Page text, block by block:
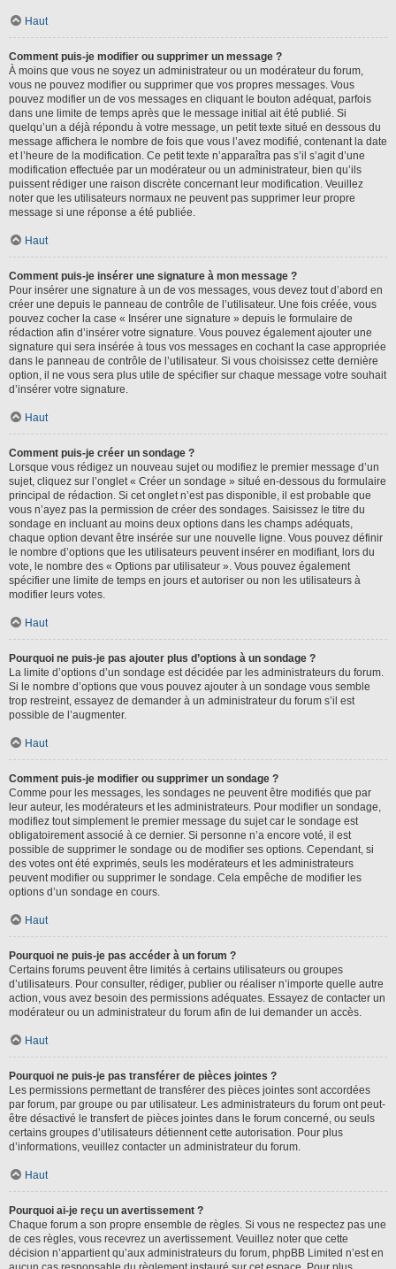
Haut
Comment puis-je modifier ou supprimer un message ?
À moins que vous ne soyez un administrateur ou un modérateur du forum,
vous ne pouvez modifier ou supprimer que vos propres messages. Vous
pouvez modifier un de vos messages en cliquant le bouton adéquat, parfois
dans une limite de temps après que le message initial ait été publié. Si
quelqu’un a déjà répondu à votre message, un petit texte situé en dessous du
message affichera le nombre de fois que vous l’avez modifié, contenant la date
et l’heure de la modification. Ce petit texte n’apparaîtra pas s’il s’agit d’une
modification effectuée par un modérateur ou un administrateur, bien qu’ils
puissent rédiger une raison discrète concernant leur modification. Veuillez
noter que les utilisateurs normaux ne peuvent pas supprimer leur propre
message si une réponse a été publiée.
Haut
Comment puis-je insérer une signature à mon message ?
Pour insérer une signature à un de vos messages, vous devez tout d’abord en
créer une depuis le panneau de contrôle de l’utilisateur. Une fois créée, vous
pouvez cocher la case « Insérer une signature » depuis le formulaire de
rédaction afin d’insérer votre signature. Vous pouvez également ajouter une
signature qui sera insérée à tous vos messages en cochant la case appropriée
dans le panneau de contrôle de l’utilisateur. Si vous choisissez cette dernière
option, il ne vous sera plus utile de spécifier sur chaque message votre souhait
d’insérer votre signature.
Haut
Comment puis-je créer un sondage ?
Lorsque vous rédigez un nouveau sujet ou modifiez le premier message d’un
sujet, cliquez sur l’onglet « Créer un sondage » situé en-dessous du formulaire
principal de rédaction. Si cet onglet n’est pas disponible, il est probable que
vous n’ayez pas la permission de créer des sondages. Saisissez le titre du
sondage en incluant au moins deux options dans les champs adéquats,
chaque option devant être insérée sur une nouvelle ligne. Vous pouvez définir
le nombre d’options que les utilisateurs peuvent insérer en modifiant, lors du
vote, le nombre des « Options par utilisateur ». Vous pouvez également
spécifier une limite de temps en jours et autoriser ou non les utilisateurs à
modifier leurs votes.
Haut
Pourquoi ne puis-je pas ajouter plus d’options à un sondage ?
La limite d’options d’un sondage est décidée par les administrateurs du forum.
Si le nombre d’options que vous pouvez ajouter à un sondage vous semble
trop restreint, essayez de demander à un administrateur du forum s’il est
possible de l’augmenter.
Haut
Comment puis-je modifier ou supprimer un sondage ?
Comme pour les messages, les sondages ne peuvent être modifiés que par
leur auteur, les modérateurs et les administrateurs. Pour modifier un sondage,
modifiez tout simplement le premier message du sujet car le sondage est
obligatoirement associé à ce dernier. Si personne n’a encore voté, il est
possible de supprimer le sondage ou de modifier ses options. Cependant, si
des votes ont été exprimés, seuls les modérateurs et les administrateurs
peuvent modifier ou supprimer le sondage. Cela empêche de modifier les
options d’un sondage en cours.
Haut
Pourquoi ne puis-je pas accéder à un forum ?
Certains forums peuvent être limités à certains utilisateurs ou groupes
d’utilisateurs. Pour consulter, rédiger, publier ou réaliser n’importe quelle autre
action, vous avez besoin des permissions adéquates. Essayez de contacter un
modérateur ou un administrateur du forum afin de lui demander un accès.
Haut
Pourquoi ne puis-je pas transférer de pièces jointes ?
Les permissions permettant de transférer des pièces jointes sont accordées
par forum, par groupe ou par utilisateur. Les administrateurs du forum ont peut-
être désactivé le transfert de pièces jointes dans le forum concerné, ou seuls
certains groupes d’utilisateurs détiennent cette autorisation. Pour plus
d’informations, veuillez contacter un administrateur du forum.
Haut
Pourquoi ai-je reçu un avertissement ?
Chaque forum a son propre ensemble de règles. Si vous ne respectez pas une
de ces règles, vous recevrez un avertissement. Veuillez noter que cette
décision n’appartient qu’aux administrateurs du forum, phpBB Limited n’est en